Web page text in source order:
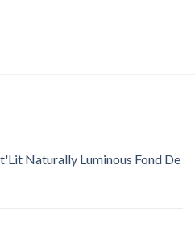
Naturally Luminous Fond De